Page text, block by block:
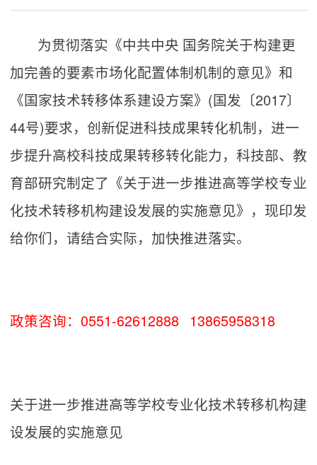
为贯彻落实《中共中央 国务院关于构建更
加完善的要素市场化配置体制机制的意见》和
《国家技术转移体系建设方案》(国发〔2017〕
44号)要求，创新促进科技成果转化机制，进一
步提升高校科技成果转移转化能力，科技部、教
育部研究制定了《关于进一步推进高等学校专业
化技术转移机构建设发展的实施意见》，现印发
给你们，请结合实际，加快推进落实。
政策咨询：0551-62612888 13865958318
关于进一步推进高等学校专业化技术转移机构建
设发展的实施意见